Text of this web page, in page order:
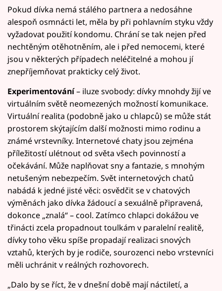
Pokud dívka nemá stálého partnera a nedosáhne
alespoň osmnácti let, měla by při pohlavním styku vždy
vyžadovat použití kondomu. Chrání se tak nejen před
nechtěným otěhotněním, ale i před nemocemi, které
jsou v některých případech neléčitelné a mohou jí
znepříjemňovat prakticky celý život.
Experimentování– iluze svobody: dívky mnohdy žijí ve
virtuálním světě neomezených možností komunikace.
Virtuální realita (podobně jako u chlapců) se může stát
prostorem skýtajícím další možnosti mimo rodinu a
známé vrstevníky. Internetové chaty jsou zejména
příležitostí ulétnout od světa všech povinností a
očekávání. Může naplňovat sny a fantazie, s mnohým
netušeným nebezpečím. Svět internetových chatů
nabádá k jedné jisté věci: osvědčit se v chatových
výměnách jako dívka žádoucí a sexuálně připravená,
dokonce „znalá“ – cool. Zatímco chlapci dokážou ve
třinácti zcela propadnout toulkám v paralelní realitě,
dívky toho věku spíše propadají realizaci snových
vztahů, kterých by je rodiče, sourozenci nebo vrstevníci
měli uchránit v reálných rozhovorech.
„Dalo by se říct, že v dnešní době mají náctiletí, a